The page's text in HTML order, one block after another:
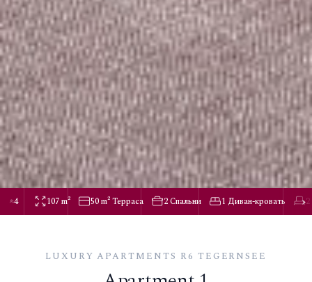
4 107 m² 50 m² Терраса 2 Спальни 1 Диван-кровать
LUXURY APARTMENTS R6 TEGERNSEE